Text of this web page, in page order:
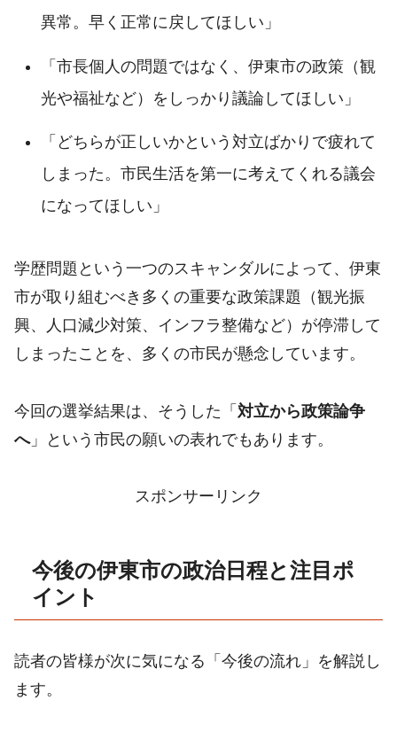
異常。早く正常に戻してほしい」
「市長個人の問題ではなく、伊東市の政策（観
光や福祉など）をしっかり議論してほしい」
「どちらが正しいかという対立ばかりで疲れて
しまった。市民生活を第一に考えてくれる議会
になってほしい」
学歴問題という一つのスキャンダルによって、伊東
市が取り組むべき多くの重要な政策課題（観光振
興、人口減少対策、インフラ整備など）が停滞して
しまったことを、多くの市民が懸念しています。
今回の選挙結果は、そうした「 対立から政策論争
へ」という市民の願いの表れでもあります。
スポンサーリンク
今後の伊東市の政治日程と注目ポ
イント
読者の皆様が次に気になる「今後の流れ」を解説し
ます。